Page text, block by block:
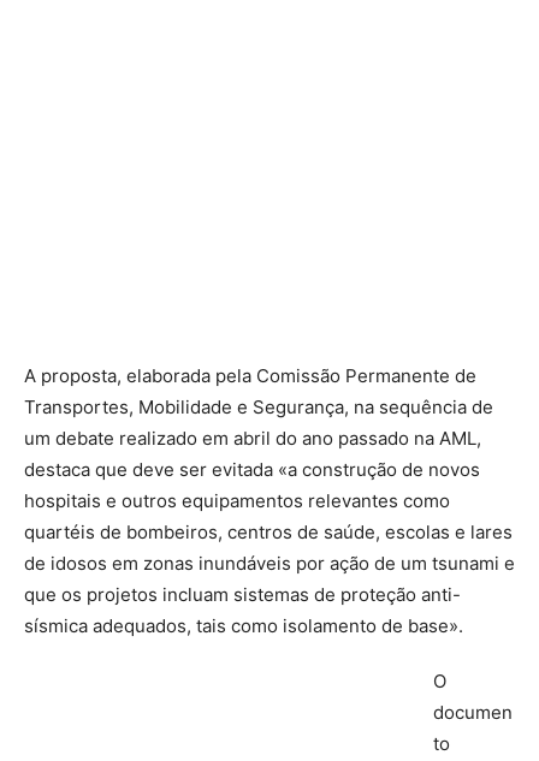
A proposta, elaborada pela Comissão Permanente de
Transportes, Mobilidade e Segurança, na sequência de
um debate realizado em abril do ano passado na AML,
destaca que deve ser evitada «a construção de novos
hospitais e outros equipamentos relevantes como
quartéis de bombeiros, centros de saúde, escolas e lares
de idosos em zonas inundáveis por ação de um tsunami e
que os projetos incluam sistemas de proteção anti-
sísmica adequados, tais como isolamento de base».
O
documen
to